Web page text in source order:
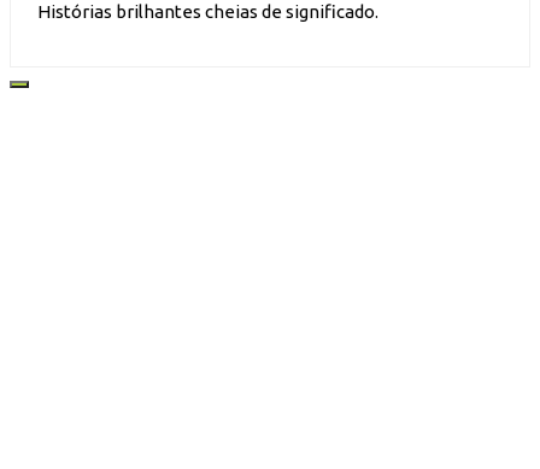
Histórias brilhantes cheias de significado.